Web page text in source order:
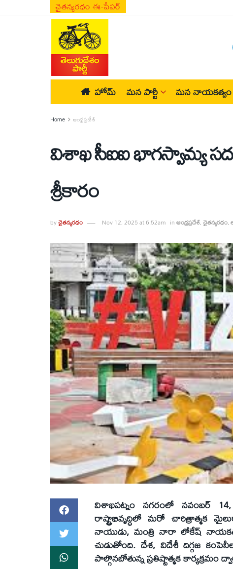
చైతన్యరధం ఈ-పేపర్
హోమ్ మన పార్టీ మన నాయకత్వం
Home ఆంధ్రప్రదేశ్
విశాఖ సీఐఐ భాగస్వామ్య
శ్రీకారం
byచైతన్యరధం Nov 12, 2025 at 6:52am inఆంధ్రప్రదేశ్,చైతన్యరధం,
విశాఖపట్నం నగరంలో నవంబర్‌
రాష్ట్రాభివృద్ధిలో మరో చారిత్రాత్మక
నాయుడు, మంత్రి నారా లోకేష్‌
చుడుతోంది. దేశ, విదేశీ దిగ్గజ
పాల్గొనబోతున్న ప్రతిష్టాత్మక కార్యక్రమం